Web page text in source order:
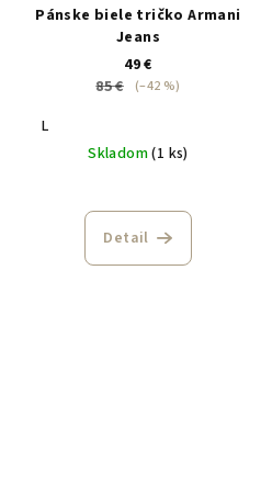
Pánske biele tričko Armani
Jeans
49 €
85 €
(–42 %)
L
Skladom(1 ks)
Detail